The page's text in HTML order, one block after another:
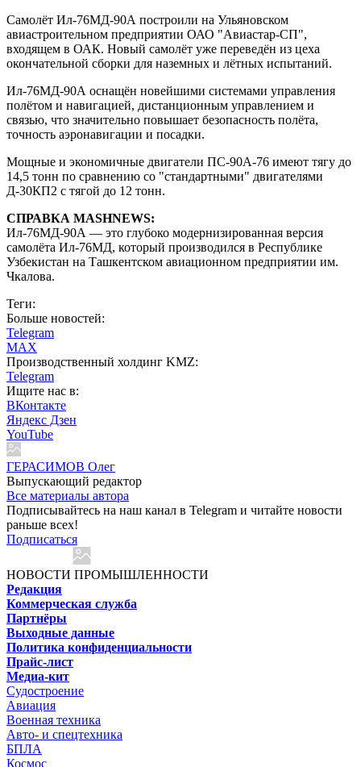
Самолёт Ил-76МД-90А построили на Ульяновском
авиастроительном предприятии ОАО "Авиастар-СП",
входящем в ОАК. Новый самолёт уже переведён из цеха
окончательной сборки для наземных и лётных испытаний.
Ил-76МД-90А оснащён новейшими системами управления
полётом и навигацией, дистанционным управлением и
связью, что значительно повышает безопасность полёта,
точность аэронавигации и посадки.
Мощные и экономичные двигатели ПС-90А-76 имеют тягу до
14,5 тонн по сравнению со "стандартными" двигателями
Д-30КП2 с тягой до 12 тонн.
СПРАВКА MASHNEWS:
Ил-76МД-90А — это глубоко модернизированная версия
самолёта Ил-76МД, который производился в Республике
Узбекистан на Ташкентском авиационном предприятии им.
Чкалова.
Теги:
Больше новостей:
Telegram
MAX
Производственный холдинг KMZ:
Telegram
Ищите нас в:
ВКонтакте
Яндекс Дзен
YouTube
ГЕРАСИМОВ Олег
Выпускающий редактор
Все материалы автора
Подписывайтесь на наш канал в Telegram и читайте новости
раньше всех!
Подписаться
НОВОСТИ ПРОМЫШЛЕННОСТИ
Редакция
Коммерческая служба
Партнёры
Выходные данные
Политика конфиденциальности
Прайс-лист
Медиа-кит
Судостроение
Авиация
Военная техника
Авто- и спецтехника
БПЛА
Космос